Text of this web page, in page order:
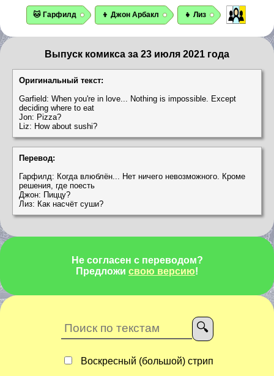
🐱 Гарфилд 👦 Джон Арбакл 👧 Лиз
Выпуск комикса за 23 июля 2021 года
Оригинальный текст:
Garfield: When you're in love... Nothing is impossible. Except
deciding where to eat
Jon: Pizza?
Liz: How about sushi?
Перевод:
Гарфилд: Когда влюблён... Нет ничего невозможного. Кроме
решения, где поесть
Джон: Пиццу?
Лиз: Как насчёт суши?
Не согласен с переводом?
Предложи свою версию!
Воскресный (большой) стрип